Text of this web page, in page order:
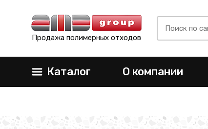
Продажа полимерных отходов
Каталог О компании